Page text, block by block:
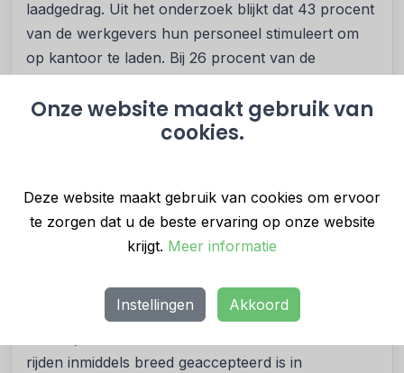
Onze website maakt gebruik van
cookies.
Deze website maakt gebruik van cookies om ervoor
te zorgen dat u de beste ervaring op onze website
krijgt. Meer informatie
Instellingen Akkoord
laadgedrag. Uit het onderzoek blijkt dat 43 procent
van de werkgevers hun personeel stimuleert om
op kantoor te laden. Bij 26 procent van de
van beleid of stimulans rondom laadinfrastructuur.
Actief sturen op laadgedrag nog in de
“Het faciliteren van laadinfrastructuur en het
vergoeden van laadkosten zijn belangrijke stappen
in de transitie naar elektrische mobiliteit,” zegt
kansen liggen om op laadkosten te besparen. Het
maakt financieel een enorm verschil of iemand
rijden inmiddels breed geaccepteerd is in